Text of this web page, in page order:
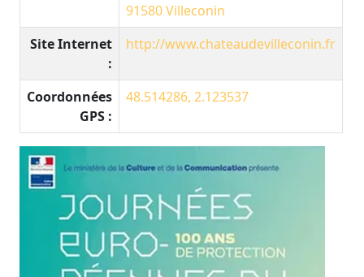
91580Villeconin
Site Internet
:
http://www.chateaudevilleconin.fr
Coordonnées
GPS :
48.514286, 2.123537